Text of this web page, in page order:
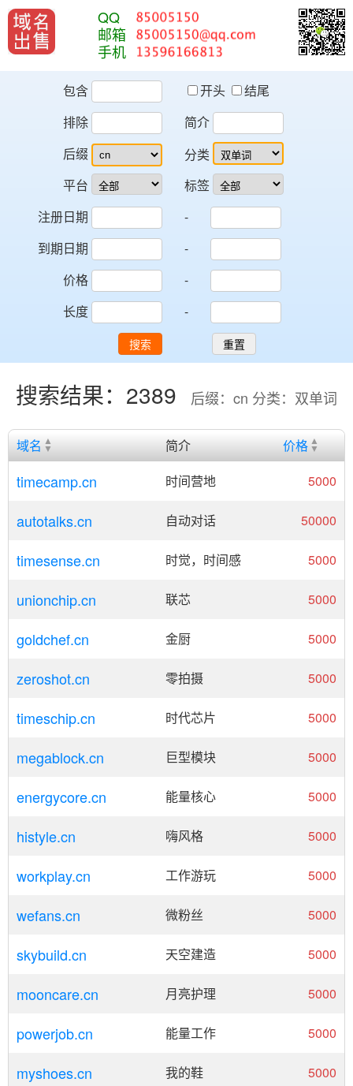
QQ
邮箱
手机
包含 开头
结尾
排除
简介
后缀
平台
分类
标签
注册日期
-
到期日期
-
价格
-
长度
-
搜索 重置
搜索结果：2389 后缀：cn 分类：双单词
域名 简介 价格
timecamp.cn 时间营地 5000
autotalks.cn 自动对话 50000
timesense.cn 时觉，时间感 5000
unionchip.cn 联芯 5000
goldchef.cn 金厨 5000
zeroshot.cn 零拍摄 5000
timeschip.cn 时代芯片 5000
megablock.cn 巨型模块 5000
energycore.cn 能量核心 5000
histyle.cn 嗨风格 5000
workplay.cn 工作游玩 5000
wefans.cn 微粉丝 5000
skybuild.cn 天空建造 5000
mooncare.cn 月亮护理 5000
powerjob.cn 能量工作 5000
myshoes.cn 我的鞋 5000